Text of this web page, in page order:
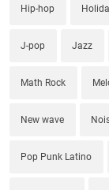
Hip-hop
J-pop Jazz
Math Rock
New wave
Pop Punk Latino